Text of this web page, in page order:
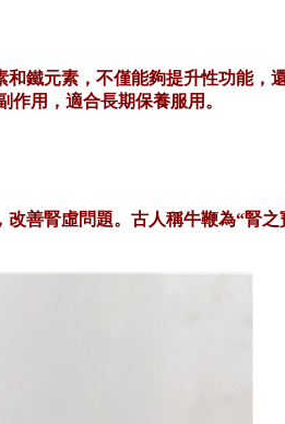
鐵元素，不僅能夠提升性功能，
用，適合長期保養服用。
改善腎虛問題。古人稱牛鞭為“腎之